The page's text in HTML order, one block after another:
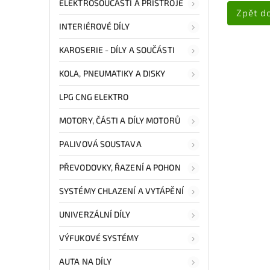
ELEKTROSOUČÁSTI A PŘÍSTROJE
INTERIÉROVÉ DÍLY
KAROSERIE - DÍLY A SOUČÁSTI
KOLA, PNEUMATIKY A DISKY
LPG CNG ELEKTRO
MOTORY, ČÁSTI A DÍLY MOTORŮ
PALIVOVÁ SOUSTAVA
PŘEVODOVKY, ŘAZENÍ A POHON
SYSTÉMY CHLAZENÍ A VYTÁPĚNÍ
UNIVERZÁLNÍ DÍLY
VÝFUKOVÉ SYSTÉMY
AUTA NA DÍLY
Zpět